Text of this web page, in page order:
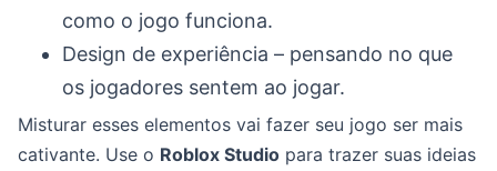
como o jogo funciona.
Design de experiência – pensando no que
os jogadores sentem ao jogar.
Misturar esses elementos vai fazer seu jogo ser mais
cativante. Use o Roblox Studio para trazer suas ideias